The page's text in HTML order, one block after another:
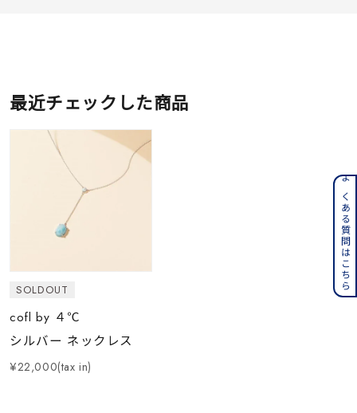
最近チェックした商品
SOLDOUT
cofl by ４℃
シルバー ネックレス
¥22,000(tax in)
よくある質問はこちら